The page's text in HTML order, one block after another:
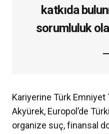
katkıda
sorumluluk
Kariyerine Türk Emniyet
Akyürek, Europol’de
organize suç, finansal